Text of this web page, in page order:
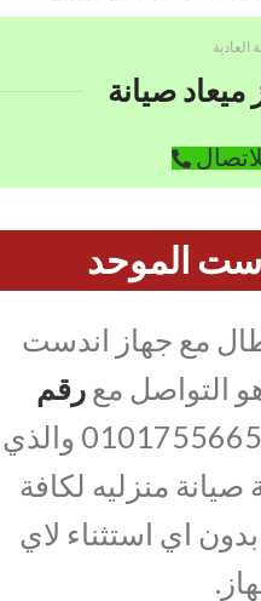
العادية
ميعاد صيانة
الموحد
مع جهاز اندست
التواصل مع رقم
01017556655 والذي
منزليه لكافة
اي استثناء لاي